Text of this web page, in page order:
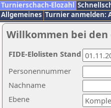
Turnierschach-Elozahl
Allgemeines Turnier anmelden:
Willkommen bei den
Nachname
Ebene
Personennummer
FIDE-Elolisten Stand